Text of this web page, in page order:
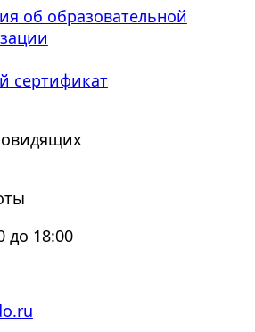
об образовательной
сертификат
до 18:00